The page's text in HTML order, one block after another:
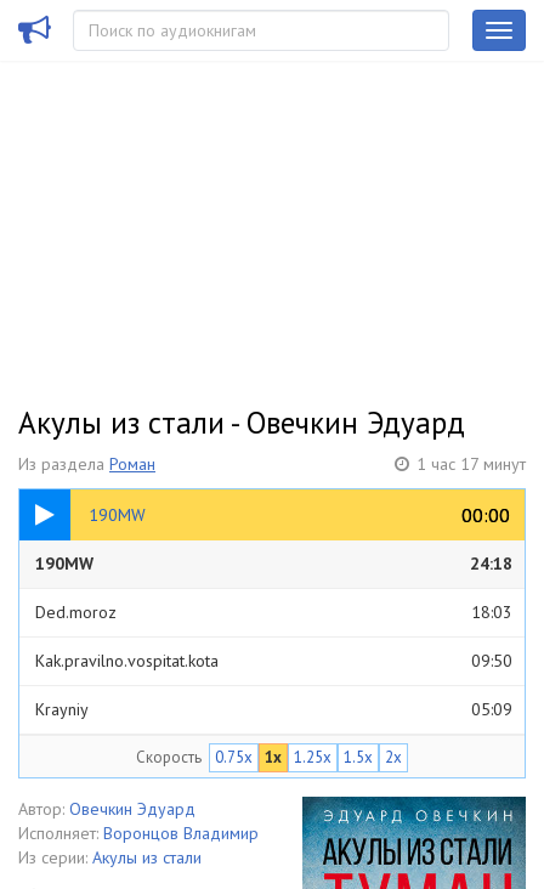
Акулы из стали - Овечкин Эдуард
Из раздела Роман 1 час 17 минут
190MW 00:00
00:00
24:18
190MW 24:18
Ded.moroz 18:03
Kak.pravilno.vospitat.kota 09:50
Krayniy 05:09
Mezhdunarodniy.skandal
Surpriz 12:09
Скорость 0.75x 1x 1.25x 1.5x 2x
Автор: Овечкин Эдуард
Исполняет: Воронцов Владимир
Из серии: Акулы из стали